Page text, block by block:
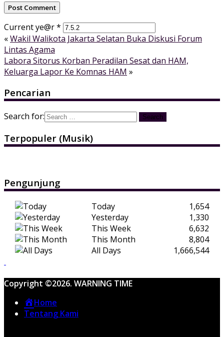
Current ye@r*
«Wakil Walikota Jakarta Selatan Buka Diskusi Forum
Lintas Agama
Labora Sitorus Korban Peradilan Sesat dan HAM,
Keluarga Lapor Ke Komnas HAM »
Pencarian
Search for:
Terpopuler (Musik)
Pengunjung
Today
1,654
Yesterday
1,330
This Week
6,632
This Month
8,804
All Days
1,666,544
Copyright ©2026. WARNING TIME
Home
Tentang Kami